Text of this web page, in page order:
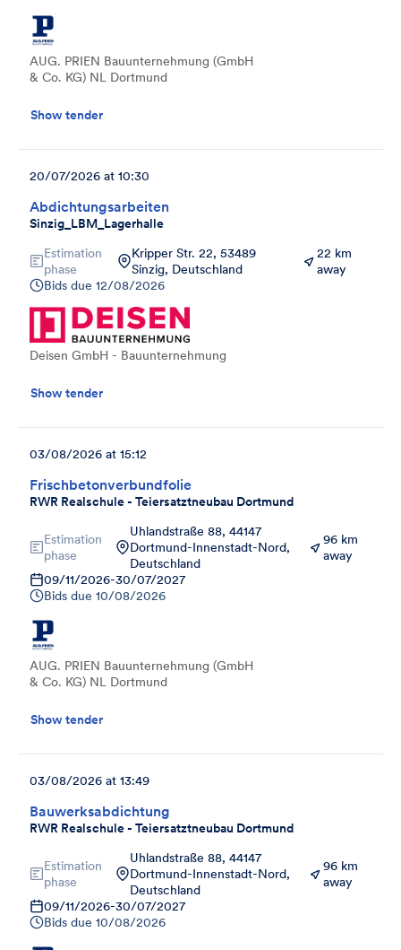
AUG. PRIEN Bauunternehmung (GmbH
& Co. KG) NL Dortmund
Show tender
Abdichtungsarbeiten
Sinzig_LBM_Lagerhalle
20/07/2026 at 10:30
Estimation
phase
Kripper Str. 22, 53489
Sinzig, Deutschland
22 km
away
Bids due 12/08/2026
Deisen GmbH - Bauunternehmung
Show tender
Frischbetonverbundfolie
RWR Realschule - Teiersatztneubau Dortmund
03/08/2026 at 15:12
Estimation
phase
Uhlandstraße 88, 44147
Dortmund-Innenstadt-Nord,
Deutschland
96 km
away
09/11/2026-30/07/2027
Bids due 10/08/2026
AUG. PRIEN Bauunternehmung (GmbH
& Co. KG) NL Dortmund
Show tender
Bauwerksabdichtung
RWR Realschule - Teiersatztneubau Dortmund
03/08/2026 at 13:49
Estimation
phase
Uhlandstraße 88, 44147
Dortmund-Innenstadt-Nord,
Deutschland
96 km
away
09/11/2026-30/07/2027
Bids due 10/08/2026